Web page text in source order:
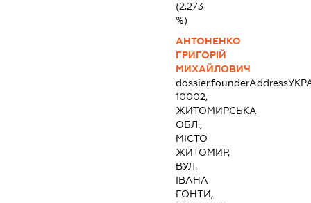
(2.273
%)
АНТОНЕНКО
ГРИГОРІЙ
МИХАЙЛОВИЧ
dossier.founderAddress
10002,
ЖИТОМИРСЬКА
ОБЛ.,
МІСТО
ЖИТОМИР,
ВУЛ.
ІВАНА
ГОНТИ,